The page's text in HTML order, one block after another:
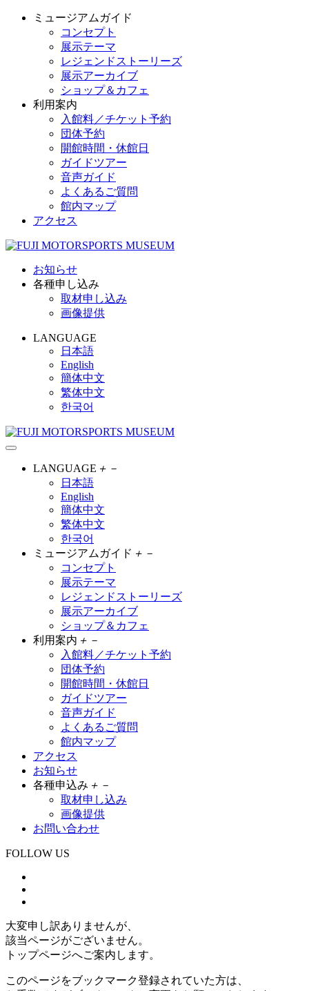
ミュージアムガイド
コンセプト
展示テーマ
レジェンドストーリーズ
展示アーカイブ
ショップ＆カフェ
利用案内
入館料／チケット予約
団体予約
開館時間・休館日
ガイドツアー
音声ガイド
よくあるご質問
館内マップ
アクセス
お知らせ
各種申し込み
取材申し込み
画像提供
LANGUAGE
日本語
English
簡体中文
繁体中文
한국어
LANGUAGE ＋ －
日本語
English
簡体中文
繁体中文
한국어
ミュージアムガイド ＋ －
コンセプト
展示テーマ
レジェンドストーリーズ
展示アーカイブ
ショップ＆カフェ
利用案内 ＋ －
入館料／チケット予約
団体予約
開館時間・休館日
ガイドツアー
音声ガイド
よくあるご質問
館内マップ
アクセス
お知らせ
各種申込み ＋ －
取材申し込み
画像提供
お問い合わせ
FOLLOW US
大変申し訳ありませんが、
該当ページがございません。
トップページへご案内します。
このページをブックマーク登録されていた方は、